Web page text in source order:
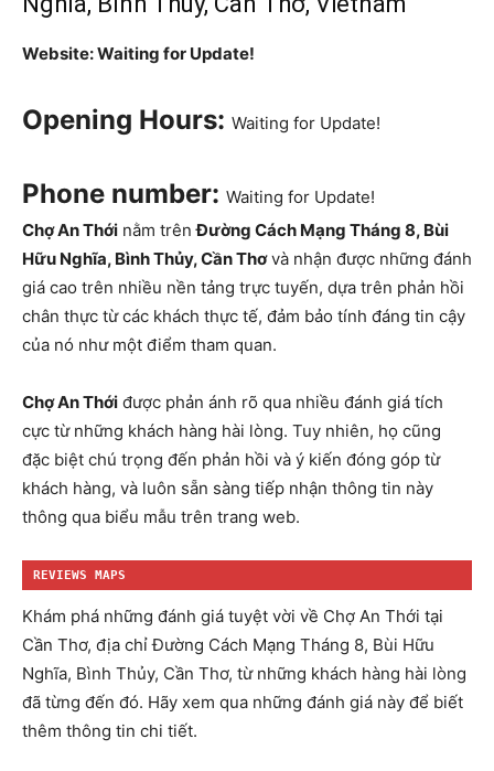
Website: Waiting for Update!
Opening Hours: Waiting for Update!
Phone number: Waiting for Update!
Chợ An Thới nằm trênĐường Cách Mạng Tháng 8, Bùi
Hữu Nghĩa, Bình Thủy, Cần Thơvà nhận được những đánh
giá cao trên nhiều nền tảng trực tuyến, dựa trên phản hồi
chân thực từ các khách thực tế, đảm bảo tính đáng tin cậy
của nó như một điểm tham quan.
Chợ An Thới được phản ánh rõ qua nhiều đánh giá tích
cực từ những khách hàng hài lòng. Tuy nhiên, họ cũng
đặc biệt chú trọng đến phản hồi và ý kiến đóng góp từ
khách hàng, và luôn sẵn sàng tiếp nhận thông tin này
thông qua biểu mẫu trên trang web.
REVIEWS MAPS
Khám phá những đánh giá tuyệt vời về Chợ An Thới tại
Cần Thơ, địa chỉ Đường Cách Mạng Tháng 8, Bùi Hữu
Nghĩa, Bình Thủy, Cần Thơ, từ những khách hàng hài lòng
đã từng đến đó. Hãy xem qua những đánh giá này để biết
thêm thông tin chi tiết.